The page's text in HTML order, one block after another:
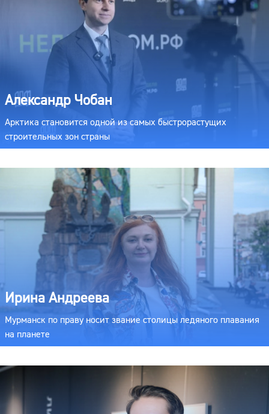
Александр Чобан
Арктика становится одной из самых быстрорастущих
строительных зон страны
Ирина Андреева
Мурманск по праву носит звание столицы ледяного плавания
на планете